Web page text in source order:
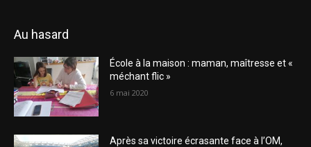
Au hasard
École à la maison : maman, maîtresse et «
méchant flic »
6 mai 2020
Après sa victoire écrasante face à l’OM,